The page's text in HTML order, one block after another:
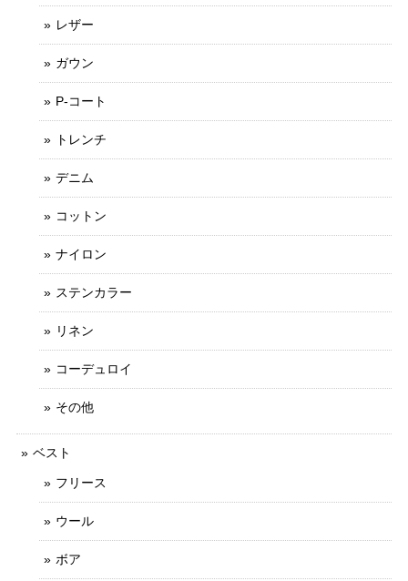
レザー
ガウン
P-コート
トレンチ
デニム
コットン
ナイロン
ステンカラー
リネン
コーデュロイ
その他
ベスト
フリース
ウール
ボア